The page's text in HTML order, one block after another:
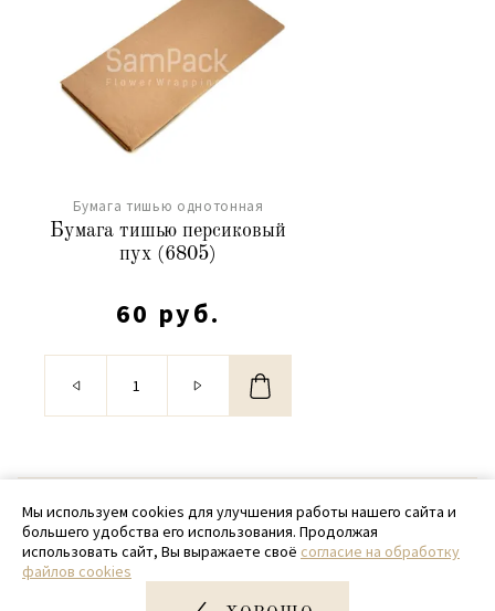
Бумага тишью однотонная
Бумага тишью персиковый
пух (6805)
60 руб.
© 2020 - 2026 SamPack
+ 7 (918) 699-97-87
zakaz@sampack.store
Мы используем cookies для улучшения работы нашего сайта и
большего удобства его использования. Продолжая
использовать сайт, Вы выражаете своё согласие на обработку
файлов cookies